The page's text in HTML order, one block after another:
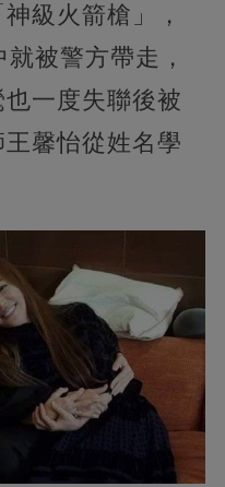
級火箭槍」，
被警方帶走，
一度失聯後被
馨怡從姓名學